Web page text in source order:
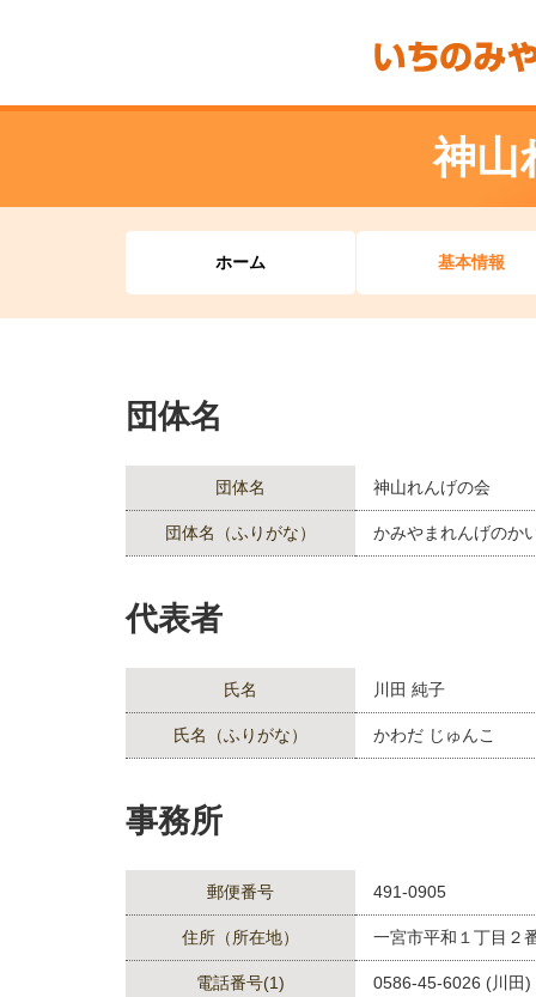
神山
ホーム 基本情報
団体名
団体名 神山れんげの会
団体名（ふりがな） かみやまれんげのか
代表者
氏名 川田 純子
氏名（ふりがな） かわだ じゅんこ
事務所
郵便番号 491-0905
住所（所在地） 一宮市平和１丁目２
電話番号(1) 0586-45-6026 (川田)